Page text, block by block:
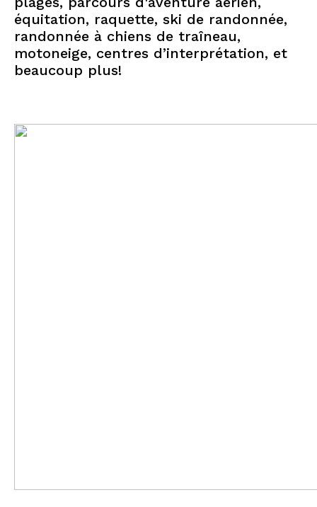
équitation, raquette, ski de randonnée,
randonnée à chiens de traîneau,
motoneige, centres d’interprétation, et
beaucoup plus!